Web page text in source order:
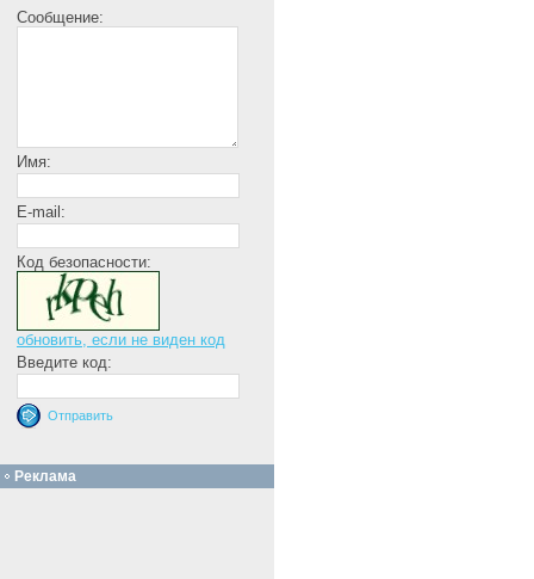
Сообщение:
Имя:
E-mail:
Код безопасности:
обновить, если не виден код
Введите код:
Реклама